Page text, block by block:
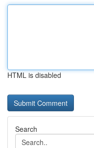
HTML is disabled
Search